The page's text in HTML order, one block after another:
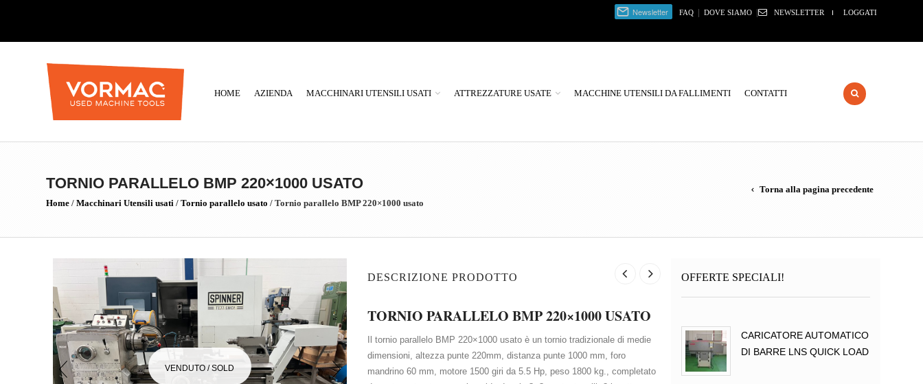
NEWSLETTER LOGGATI
FAQ | DOVE SIAMO |
HOME AZIENDA MACCHINARI UTENSILI USATI ATTREZZATURE USATE MACCHINE UTENSILI DA FALLIMENTI CONTATTI
TORNIO PARALLELO BMP 220×1000 USATO
Home / Macchinari Utensili usati / Tornio parallelo usato / Tornio parallelo BMP 220×1000 usato
Torna alla pagina precedente
VENDUTO / SOLD
DESCRIZIONE PRODOTTO
TORNIO PARALLELO BMP 220×1000 USATO
Il tornio parallelo BMP 220×1000 usato è un tornio tradizionale di medie
dimensioni, altezza punte 220mm, distanza punte 1000 mm, foro
mandrino 60 mm, motore 1500 giri da 5.5 Hp, peso 1800 kg., completato
OFFERTE SPECIALI!
CARICATORE AUTOMATICO
DI BARRE LNS QUICK LOAD